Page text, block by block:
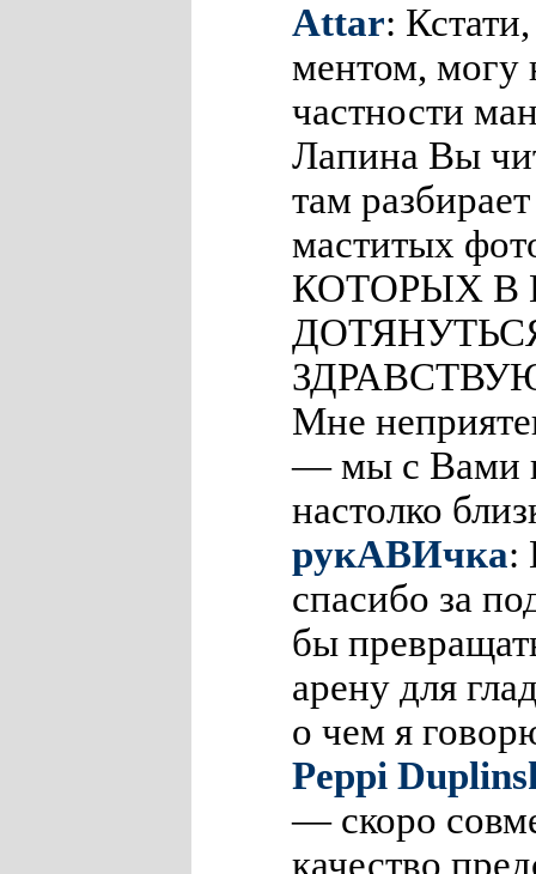
Attar:
ментом, могу
частности
Лапина Вы
там
маститых
КОТОРЫХ В
Мне
— мы с Вами
настолко
рукАВИчка:
спасибо за
бы
арену для
о чем я
Peppi
— скоро
качество